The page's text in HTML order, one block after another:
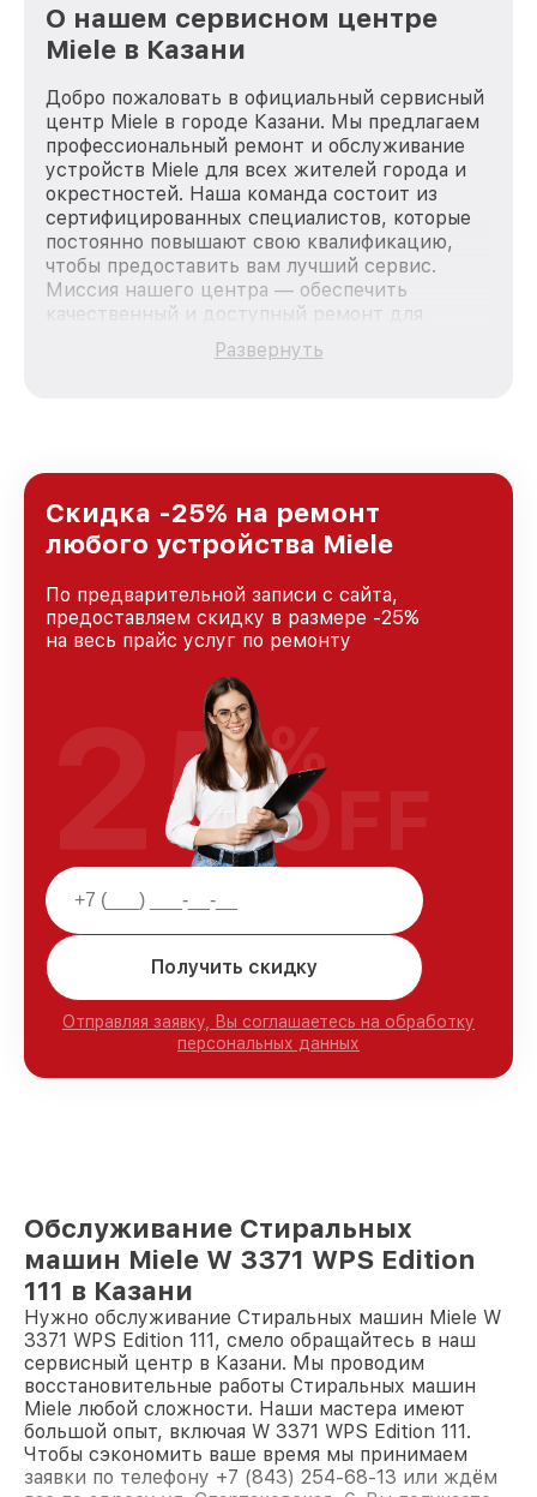
О нашем сервисном центре
Miele в Казани
Добро пожаловать в официальный сервисный
центр Miele в городе Казани. Мы предлагаем
профессиональный ремонт и обслуживание
устройств Miele для всех жителей города и
окрестностей. Наша команда состоит из
сертифицированных специалистов, которые
постоянно повышают свою квалификацию,
чтобы предоставить вам лучший сервис.
Миссия нашего центра — обеспечить
качественный и доступный ремонт для
каждого пользователя продукции Miele, вне
зависимости от сложности поломки. Мы
и лояльности наших клиентов.
Развернуть
Скидка -25% на ремонт
любого устройства Miele
По предварительной записи с сайта,
предоставляем скидку в размере -25%
на весь прайс услуг по ремонту
Получить скидку
Отправляя заявку, Вы соглашаетесь на обработку
персональных данных
25%
OFF
Обслуживание Стиральных
машин Miele W 3371 WPS Edition
111 в Казани
Нужно обслуживание Стиральных машин Miele W
3371 WPS Edition 111, смело обращайтесь в наш
сервисный центр в Казани. Мы проводим
восстановительные работы Стиральных машин
Miele любой сложности. Наши мастера имеют
большой опыт, включая W 3371 WPS Edition 111.
Чтобы сэкономить ваше время мы принимаем
заявки по телефону +7 (843) 254-68-13 или ждём